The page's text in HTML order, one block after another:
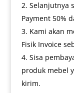
Selanjutnya
Payment 50%
Kami akan
Fisik Invoice
Sisa
produk mebel
kirim.